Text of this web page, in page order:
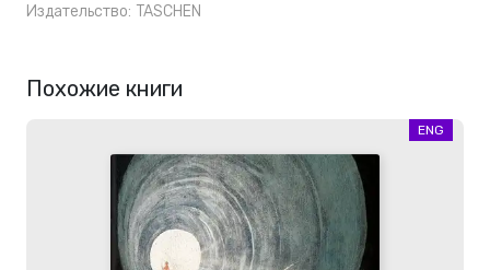
Издательство: TASCHEN
Похожие книги
ENG